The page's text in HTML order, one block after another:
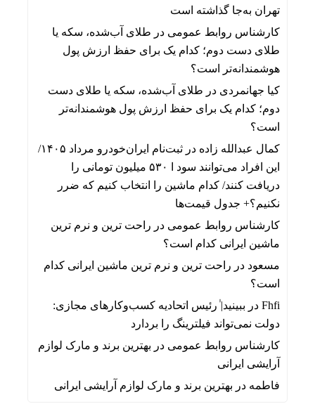
تهران به‌جا گذاشته است
کارشناس روابط عمومی در طلای آب‌شده، سکه یا
طلای دست دوم؛ کدام یک برای حفظ ارزش پول
هوشمندانه‌تر است؟
کیا جهانمردی در طلای آب‌شده، سکه یا طلای دست
دوم؛ کدام یک برای حفظ ارزش پول هوشمندانه‌تر
است؟
کمال عبدالله زاده در
ثبت‌نام ایران‌خودرو مرداد ۱۴۰۵/
این افراد می‌توانند سود ا ۵۳۰ میلیون تومانی را
دریافت کنند/ کدام ماشین را انتخاب کنیم که ضرر
نکنیم؟+ جدول قیمت‌ها
کارشناس روابط عمومی در راحت ترین و نرم ترین
ماشین ایرانی کدام است؟
مسعود در راحت ترین و نرم ترین ماشین ایرانی کدام
است؟
Fhfi در ببینید| ٰرئیس اتحادیه کسب‌وکارهای مجازی:
دولت نمی‌تواند فیلترینگ را بردارد
کارشناس روابط عمومی در بهترین برند و مارک لوازم
آرایشی ایرانی
فاطمه در بهترین برند و مارک لوازم آرایشی ایرانی